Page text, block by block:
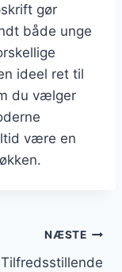
gør
både unge
ideel ret til
du vælger
være en
NÆSTE
Tilfredsstillende